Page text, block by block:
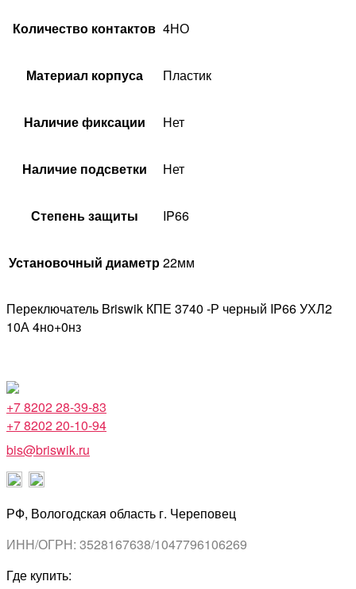
Количество контактов 4НО
Материал корпуса Пластик
Наличие фиксации Нет
Наличие подсветки Нет
Степень защиты IP66
Установочный диаметр22мм
Переключатель Briswik КПЕ 3740 -Р черный IP66 УХЛ2
10А 4но+0нз
+7 8202 28-39-83
+7 8202 20-10-94
bis@briswik.ru
РФ, Вологодская область г. Череповец
ИНН/ОГРН: 3528167638/1047796106269
Где купить: